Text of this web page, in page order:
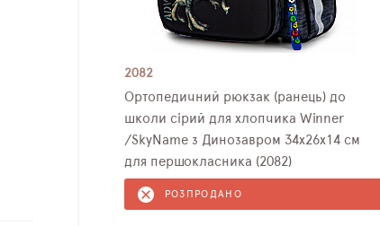
2082
Ортопедичний рюкзак (ранець) до
школи сірий для хлопчика Winner
/SkyName з Динозавром 34х26х14 см
для першокласника (2082)
РОЗПРОДАНО